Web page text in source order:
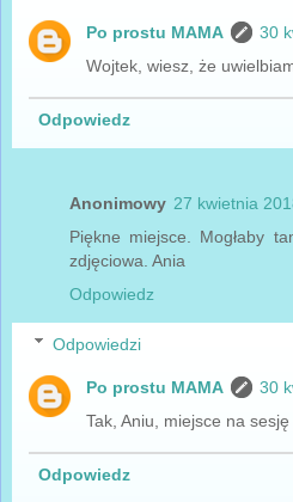
Po prostu MAMA
30
Wojtek, wiesz, że
Odpowiedz
Anonimowy 27 kwietnia
Piękne miejsce. Mogłaby
zdjęciowa. Ania
Odpowiedz
Odpowiedzi
Po prostu MAMA
30
Tak, Aniu, miejsce na
Odpowiedz